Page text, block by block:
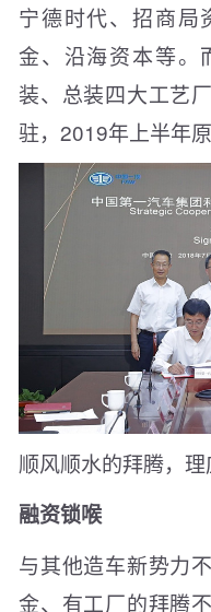
宁德时代、招商局
金、沿海资本等。
装、总装四大工艺
驻，2019年上半年
顺风顺水的拜腾，理
融资锁喉
与其他造车新势力
金、有工厂的拜腾